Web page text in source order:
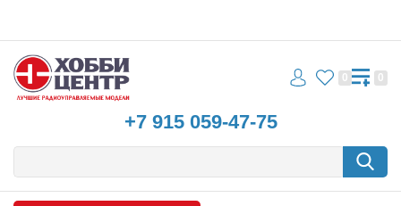
+7 915 059-47-75
0 0